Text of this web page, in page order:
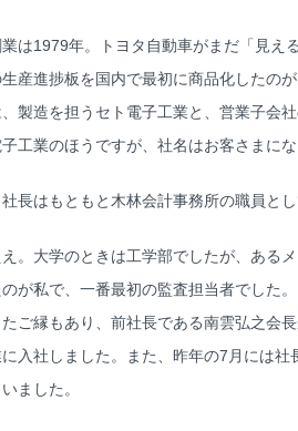
は1979年。トヨタ自動車がまだ「見え
産進捗板を国内で最初に商品化したのが
製造を担うセト電子工業と、営業子会
工業のほうですが、社名はお客さまに
長はもともと木林会計事務所の職員とし
。大学のときは工学部でしたが、ある
が私で、一番最初の監査担当者でした。
ご縁もあり、前社長である南雲弘之会
入社しました。また、昨年の7月には
ました。